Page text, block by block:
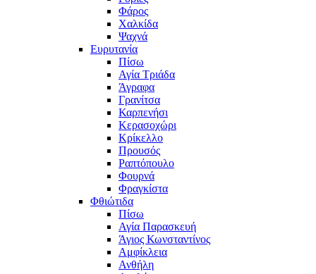
Φάρος
Χαλκίδα
Ψαχνά
Ευρυτανία
Πίσω
Αγία Τριάδα
Άγραφα
Γρανίτσα
Καρπενήσι
Κερασοχώρι
Κρίκελλο
Προυσός
Ραπτόπουλο
Φουρνά
Φραγκίστα
Φθιώτιδα
Πίσω
Αγία Παρασκευή
Άγιος Κωνσταντίνος
Αμφίκλεια
Ανθήλη